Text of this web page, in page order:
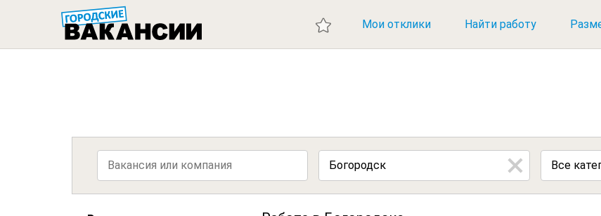
ГОРОДСКИЕ ВАКАНСИИ
Мои отклики Найти работу
Все